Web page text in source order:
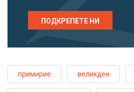
ПОДКРЕПЕТЕ НИ
примирие великден